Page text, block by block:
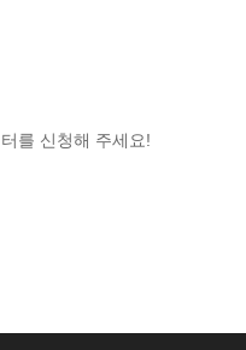
를 신청해 주세요!